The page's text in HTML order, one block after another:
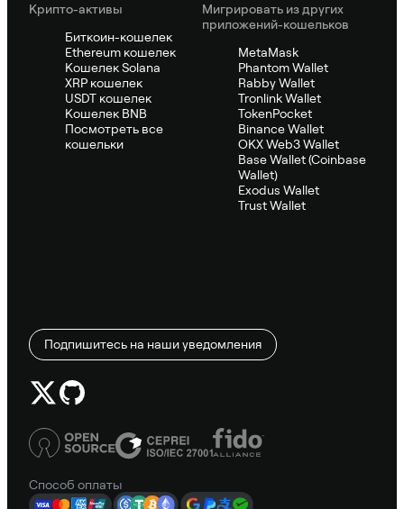
Крипто-активы
Биткоин-кошелек
Ethereum кошелек
Кошелек Solana
XRP кошелек
USDT кошелек
Кошелек BNB
Посмотреть все
кошельки
Мигрировать из других
приложений-кошельков
MetaMask
Phantom Wallet
Rabby Wallet
Tronlink Wallet
TokenPocket
Binance Wallet
OKX Web3 Wallet
Base Wallet (Coinbase
Wallet)
Exodus Wallet
Trust Wallet
Подпишитесь на наши уведомления
Способ оплаты